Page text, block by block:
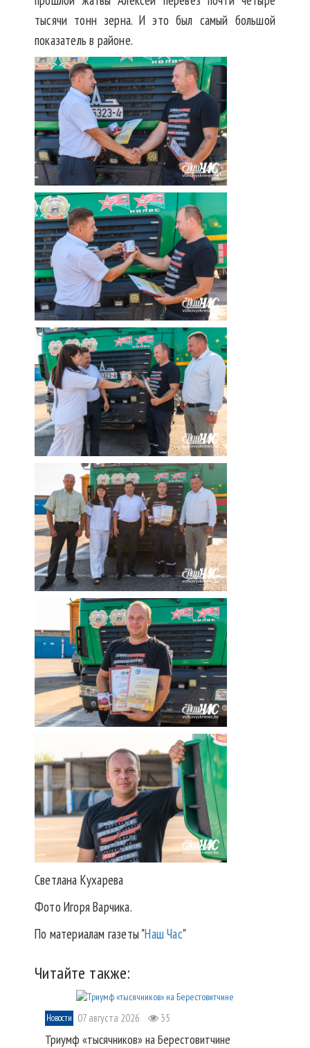
тысячи тонн зерна. И это был самый большой
показатель в районе.
Светлана Кухарева
Фото Игоря Варчика.
По материалам газеты "Наш Час"
Читайте также:
Новости 07 августа 2026 35
Триумф «тысячников» на Берестовитчине